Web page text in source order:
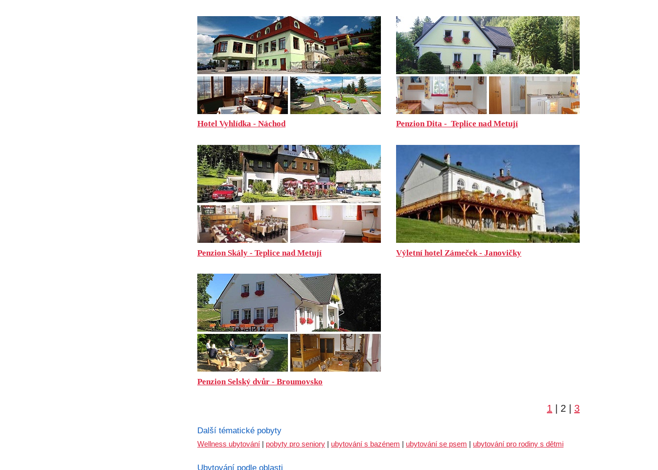
Penzion Dita - Teplice nad Metují
Výletní hotel Zámeček - Janovičky
Hotel Vyhlídka - Náchod
Penzion Skály - Teplice nad Metují
Penzion Selský dvůr - Broumovsko
1 | 2 3
Další tématické pobyty
Wellness ubytování | pobyty pro seniory | ubytování s bazénem | ubytování se psem | ubytování pro rodiny s dětmi
Ubytování podle oblasti